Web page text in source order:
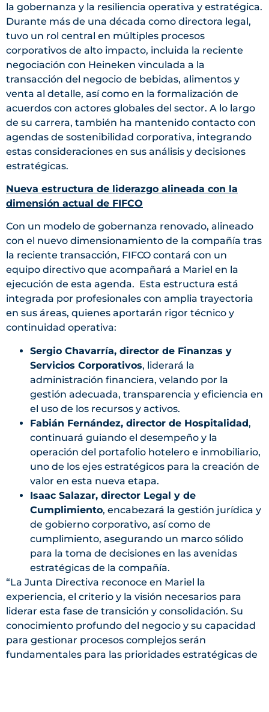
la gobernanza y la resiliencia operativa y estratégica.
Durante más de una década como directora legal,
tuvo un rol central en múltiples procesos
corporativos de alto impacto, incluida la reciente
negociación con Heineken vinculada a la
transacción del negocio de bebidas, alimentos y
venta al detalle, así como en la formalización de
acuerdos con actores globales del sector. A lo largo
de su carrera, también ha mantenido contacto con
agendas de sostenibilidad corporativa, integrando
estas consideraciones en sus análisis y decisiones
estratégicas.
Nueva estructura de liderazgo alineada con la
dimensión actual de FIFCO
Con un modelo de gobernanza renovado, alineado
con el nuevo dimensionamiento de la compañía tras
la reciente transacción, FIFCO contará con un
equipo directivo que acompañará a Mariel en la
ejecución de esta agenda. Esta estructura está
integrada por profesionales con amplia trayectoria
en sus áreas, quienes aportarán rigor técnico y
continuidad operativa:
Sergio Chavarría, director de Finanzas y
Servicios Corporativos, liderará la
administración financiera, velando por la
gestión adecuada, transparencia y eficiencia en
el uso de los recursos y activos.
Fabián Fernández, director de Hospitalidad,
continuará guiando el desempeño y la
operación del portafolio hotelero e inmobiliario,
uno de los ejes estratégicos para la creación de
valor en esta nueva etapa.
Isaac Salazar, director Legal y de
Cumplimiento, encabezará la gestión jurídica y
de gobierno corporativo, así como de
cumplimiento, asegurando un marco sólido
para la toma de decisiones en las avenidas
estratégicas de la compañía.
“La Junta Directiva reconoce en Mariel la
experiencia, el criterio y la visión necesarios para
liderar esta fase de transición y consolidación. Su
conocimiento profundo del negocio y su capacidad
para gestionar procesos complejos serán
fundamentales para las prioridades estratégicas de